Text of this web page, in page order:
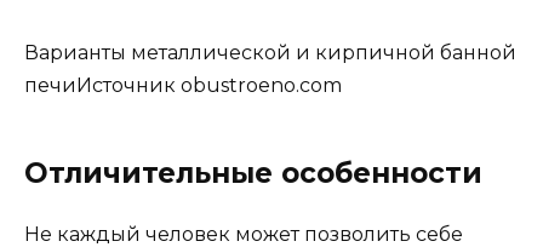
Варианты металлической и кирпичной банной
печиИсточник obustroeno.com
Отличительные особенности
Не каждый человек может позволить себе